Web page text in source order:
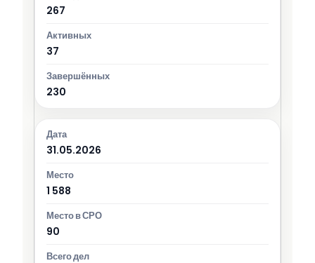
267
37
230
31.05.2026
1 588
90